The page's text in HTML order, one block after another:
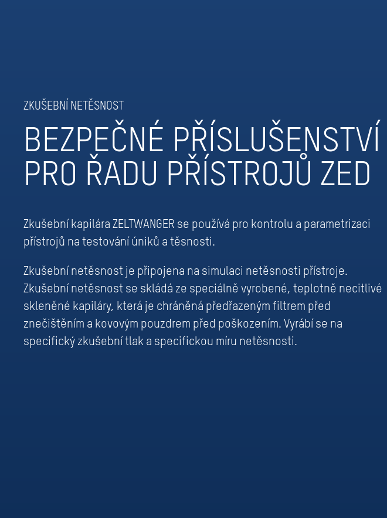
ZKUŠEBNÍ NETĚSNOST
BEZPEČNÉ PŘÍSLUŠENSTVÍ
PRO ŘADU PŘÍSTROJŮ ZED
Zkušební kapilára ZELTWANGER se používá pro kontrolu a parametrizaci
přístrojů na testování úniků a těsnosti.
Zkušební netěsnost je připojena na simulaci netěsnosti přístroje.
Zkušební netěsnost se skládá ze speciálně vyrobené, teplotně necitlivé
skleněné kapiláry, která je chráněná předřazeným filtrem před
znečištěním a kovovým pouzdrem před poškozením. Vyrábí se na
specifický zkušební tlak a specifickou míru netěsnosti.